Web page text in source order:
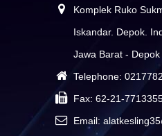
Water Test
LR Water
Water Test
Komplek Ruko
Iskandar. Depok.
Jawa Barat -
Telephone:
Fax: 62-21-
Email:
CV. ALAT KESLING
Distributor Alat
kesling) dan Alat